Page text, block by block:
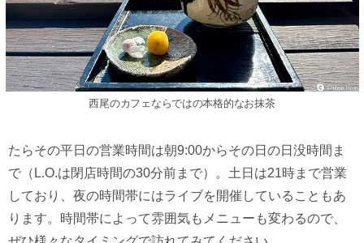
西尾のカフェならではの本格的なお抹茶
たらその平日の営業時間は朝9:00からその日の日没時間ま
で（L.O.は閉店時間の30分前まで）。土日は21時まで営業
しており、夜の時間帯にはライブを開催していることもあ
ります。時間帯によって雰囲気もメニューも変わるので、